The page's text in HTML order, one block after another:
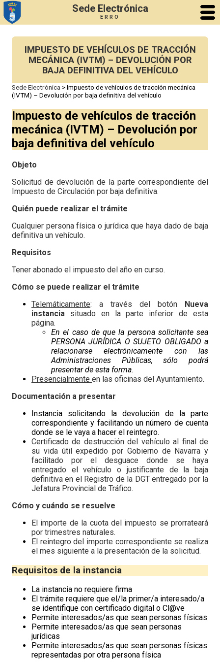
Sede Electrónica
ERRO
IMPUESTO DE VEHÍCULOS DE TRACCIÓN
MECÁNICA (IVTM) – DEVOLUCIÓN POR
BAJA DEFINITIVA DEL VEHÍCULO
Sede Electrónica >Impuesto de vehículos de tracción mecánica
(IVTM) – Devolución por baja definitiva del vehículo
Impuesto de vehículos de tracción
mecánica (IVTM) – Devolución por
baja definitiva del vehículo
Objeto
Solicitud de devolución de la parte correspondiente del
Impuesto de Circulación por baja definitiva.
Quién puede realizar el trámite
Cualquier persona física o jurídica que haya dado de baja
definitiva un vehículo.
Requisitos
Tener abonado el impuesto del año en curso.
Cómo se puede realizar el trámite
Telemáticamente: a través del botón Nueva
instancia situado en la parte inferior de esta
página.
En el caso de que la persona solicitante sea
PERSONA JURÍDICA O SUJETO OBLIGADO a
relacionarse electrónicamente con las
Administraciones Públicas, sólo podrá
presentar de esta forma.
Presencialmente en las oficinas del Ayuntamiento.
Documentación a presentar
Instancia solicitando la devolución de la parte
correspondiente y facilitando un número de cuenta
donde se le vaya a hacer el reintegro.
Certificado de destrucción del vehículo al final de
su vida útil expedido por Gobierno de Navarra y
facilitado por el desguace donde se haya
entregado el vehículo o justificante de la baja
definitiva en el Registro de la DGT entregado por la
Jefatura Provincial de Tráfico.
Cómo y cuándo se resuelve
El importe de la cuota del impuesto se prorrateará
por trimestres naturales.
El reintegro del importe correspondiente se realiza
el mes siguiente a la presentación de la solicitud.
Requisitos de la instancia
La instancia no requiere firma
El trámite requiere que el/la primer/a interesado/a
se identifique con certificado digital o Cl@ve
Permite interesados/as que sean personas físicas
Permite interesados/as que sean personas
jurídicas
Permite interesados/as que sean personas físicas
representadas por otra persona física